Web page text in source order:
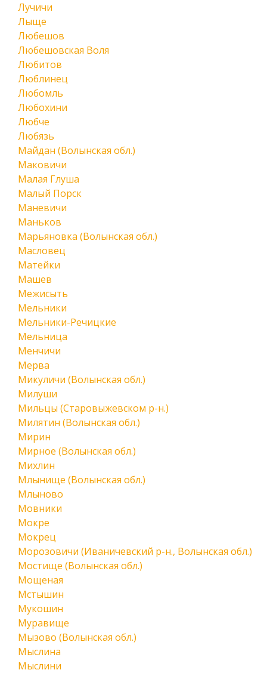
Лучичи
Лыще
Любешов
Любешовская Воля
Любитов
Люблинец
Любомль
Любохини
Любче
Любязь
Майдан (Волынская обл.)
Маковичи
Малая Глуша
Малый Порск
Маневичи
Маньков
Марьяновка (Волынская обл.)
Масловец
Матейки
Машев
Межисыть
Мельники
Мельники-Речицкие
Мельница
Менчичи
Мерва
Микуличи (Волынская обл.)
Милуши
Мильцы (Старовыжевском р-н.)
Милятин (Волынская обл.)
Мирин
Мирное (Волынская обл.)
Михлин
Млынище (Волынская обл.)
Млыново
Мовники
Мокре
Мокрец
Морозовичи (Иваничевский р-н., Волынская обл.)
Мостище (Волынская обл.)
Мощеная
Мстышин
Мукошин
Муравище
Мызово (Волынская обл.)
Мыслина
Мыслини